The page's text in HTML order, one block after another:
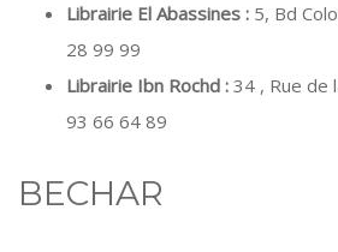
Librairie El Abassines : 5, Bd
28 99 99
Librairie Ibn Rochd : 34 , Rue de
93 66 64 89
BECHAR